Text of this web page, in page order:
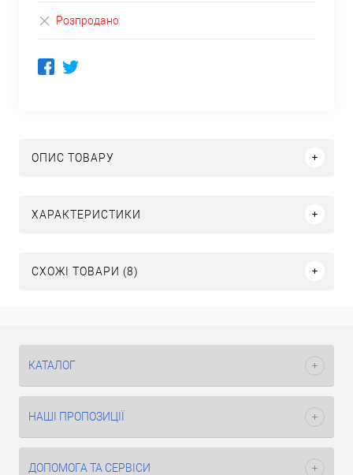
Розпродано
ОПИС ТОВАРУ
ХАРАКТЕРИСТИКИ
СХОЖІ ТОВАРИ (8)
КАТАЛОГ
НАШІ ПРОПОЗИЦІЇ
ДОПОМОГА ТА СЕРВІСИ